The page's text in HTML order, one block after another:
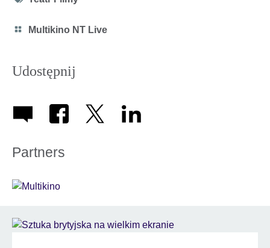
Category
Multikino NT Live
Udostępnij
Partners